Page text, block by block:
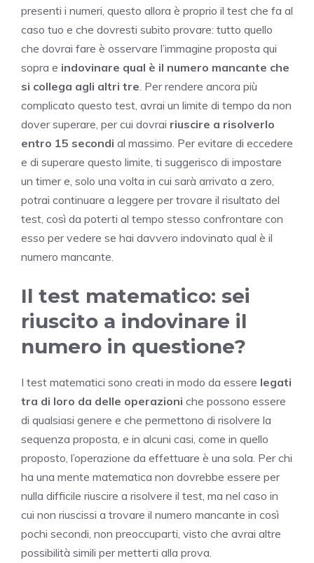
presenti i numeri, questo allora è proprio il test che fa al
caso tuo e che dovresti subito provare: tutto quello
che dovrai fare è osservare l’immagine proposta qui
sopra e indovinare qual è il numero mancante che
si collega agli altri tre. Per rendere ancora più
complicato questo test, avrai un limite di tempo da non
dover superare, per cui dovrai riuscire a risolverlo
entro 15 secondi al massimo. Per evitare di eccedere
e di superare questo limite, ti suggerisco di impostare
un timer e, solo una volta in cui sarà arrivato a zero,
potrai continuare a leggere per trovare il risultato del
test, così da poterti al tempo stesso confrontare con
esso per vedere se hai davvero indovinato qual è il
numero mancante.
Il test matematico: sei
riuscito a indovinare il
numero in questione?
I test matematici sono creati in modo da essere legati
tra di loro da delle operazioni che possono essere
di qualsiasi genere e che permettono di risolvere la
sequenza proposta, e in alcuni casi, come in quello
proposto, l’operazione da effettuare è una sola. Per chi
ha una mente matematica non dovrebbe essere per
nulla difficile riuscire a risolvere il test, ma nel caso in
cui non riuscissi a trovare il numero mancante in così
pochi secondi, non preoccuparti, visto che avrai altre
possibilità simili per metterti alla prova.